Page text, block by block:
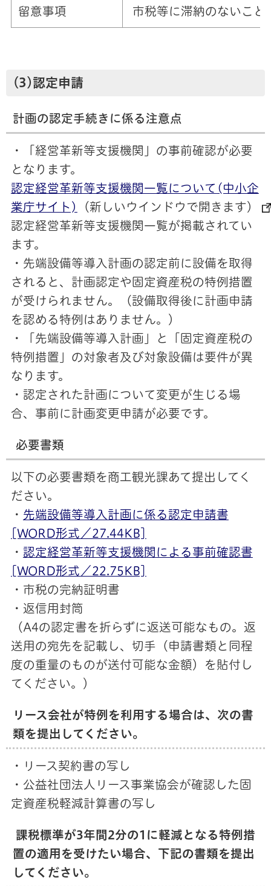
留意事項 市税等に滞納のないこ
(3)認定申請
計画の認定手続きに係る注意点
・「経営革新等支援機関」の事前確認が必要
となります。
認定経営革新等支援機関一覧について (中小企
業庁サイト)
（新しいウインドウで開きます）
認定経営革新等支援機関一覧が掲載されてい
ます。
・先端設備等導入計画の認定前に設備を取得
されると、計画認定や固定資産税の特例措置
が受けられません。（設備取得後に計画申請
を認める特例はありません。）
・「先端設備等導入計画」と「固定資産税の
特例措置」の対象者及び対象設備は要件が異
なります。
・認定された計画について変更が生じる場
合、事前に計画変更申請が必要です。
必要書類
以下の必要書類を商工観光課あて提出してく
ださい。
・ 先端設備等導入計画に係る認定申請書
[WORD形式／27.44KB]
・ 認定経営革新等支援機関による事前確認書
[WORD形式／22.75KB]
・市税の完納証明書
・返信用封筒
（A4の認定書を折らずに返送可能なもの。返
送用の宛先を記載し、切手（申請書類と同程
度の重量のものが送付可能な金額）を貼付し
てください。）
リース会社が特例を利用する場合は、次の書
類を提出してください。
・リース契約書の写し
・公益社団法人リース事業協会が確認した固
定資産税軽減計算書の写し
課税標準が3年間2分の1に軽減となる特例措
置の適用を受けたい場合、下記の書類を提出
してください。